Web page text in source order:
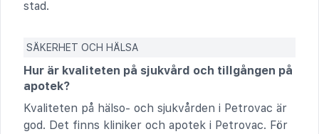
stad.
SÄKERHET OCH HÄLSA
Hur är kvaliteten på sjukvård och tillgången på
apotek?
Kvaliteten på hälso- och sjukvården i Petrovac är
god. Det finns kliniker och apotek i Petrovac. För